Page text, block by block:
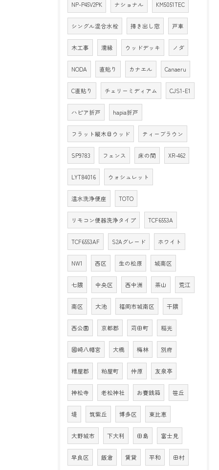
NP-P45V2PK ナショナル KM5051TEC
シングル混合水栓 掃き出し窓 戸車
木工事 濡縁 ウッドデッキ ノダ
NODA 直貼り カナエル Canaeru
C直貼り チェリーミディアム CJS1-E1
ハピア折戸 hapia折戸
フラット縦木目ウッド ティーブラウン
SP9783 フェンス 床の間 XR-462
LYT84016 ウォシュレット
温水洗浄便座 TOTO
リモコン便器洗浄タイプ TCF6553A
TCF6553AF S2Aグレード ホワイト
NW1 西区 生の松原 城南区
七隈 中央区 西中洲 茶山 荒江
南区 大池 福岡市城南区 干隈
西公園 京都郡 苅田町 稲光
國崎八幡宮 大橋 梅林 別府
糟屋郡 粕屋町 仲原 友泉亭
神松寺 老松神社 お賽銭箱 笹丘
堤 筑紫丘 博多区 東比恵
大野城市 下大利 田島 富士見
早良区 飯倉 賃貸 平和 田村